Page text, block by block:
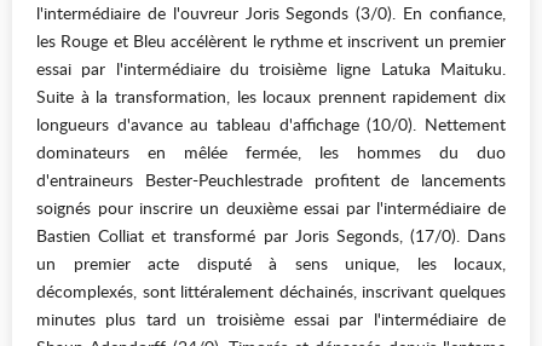
l'intermédiaire de l'ouvreur Joris Segonds (3/0). En confiance,
les Rouge et Bleu accélèrent le rythme et inscrivent un premier
essai par l'intermédiaire du troisième ligne Latuka Maituku.
Suite à la transformation, les locaux prennent rapidement dix
longueurs d'avance au tableau d'affichage (10/0). Nettement
dominateurs en mêlée fermée, les hommes du duo
d'entraineurs Bester-Peuchlestrade profitent de lancements
soignés pour inscrire un deuxième essai par l'intermédiaire de
Bastien Colliat et transformé par Joris Segonds, (17/0). Dans
un premier acte disputé à sens unique, les locaux,
décomplexés, sont littéralement déchainés, inscrivant quelques
minutes plus tard un troisième essai par l'intermédiaire de